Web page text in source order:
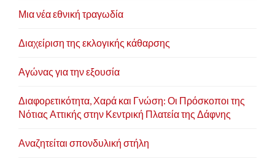
Μια νέα εθνική τραγωδία
Διαχείριση της εκλογικής κάθαρσης
Αγώνας για την εξουσία
Διαφορετικότητα, Χαρά και Γνώση: Οι Πρόσκοποι της
Νότιας Αττικής στην Κεντρική Πλατεία της Δάφνης
Αναζητείται σπονδυλική στήλη